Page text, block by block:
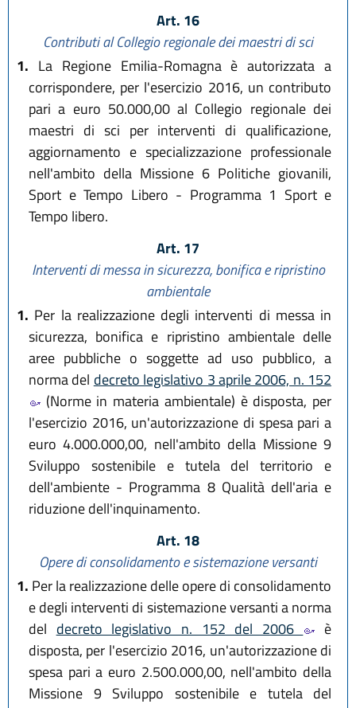
Art. 16
Contributi al Collegio regionale dei maestri di sci
1. La Regione Emilia-Romagna è autorizzata a
corrispondere, per l'esercizio 2016, un contributo
pari a euro 50.000,00 al Collegio regionale dei
maestri di sci per interventi di qualificazione,
aggiornamento e specializzazione professionale
nell'ambito della Missione 6 Politiche giovanili,
Sport e Tempo Libero - Programma 1 Sport e
Tempo libero.
Art. 17
Interventi di messa in sicurezza, bonifica e ripristino
ambientale
1. Per la realizzazione degli interventi di messa in
sicurezza, bonifica e ripristino ambientale delle
aree pubbliche o soggette ad uso pubblico, a
norma del decreto legislativo 3 aprile 2006, n. 152
(Norme in materia ambientale) è disposta, per
l'esercizio 2016, un'autorizzazione di spesa pari a
euro 4.000.000,00, nell'ambito della Missione 9
Sviluppo sostenibile e tutela del territorio e
dell'ambiente - Programma 8 Qualità dell'aria e
riduzione dell'inquinamento.
Art. 18
Opere di consolidamento e sistemazione versanti
1. Per la realizzazione delle opere di consolidamento
e degli interventi di sistemazione versanti a norma
del decreto legislativo n. 152 del 2006
è
disposta, per l'esercizio 2016, un'autorizzazione di
spesa pari a euro 2.500.000,00, nell'ambito della
Missione 9 Sviluppo sostenibile e tutela del